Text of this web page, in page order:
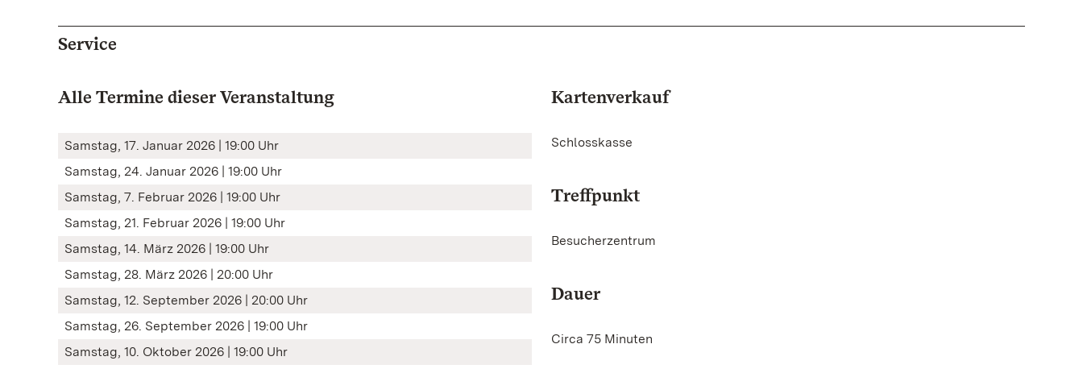
Service
Alle Termine dieser Veranstaltung
Samstag, 17. Januar 2026 | 19:00 Uhr
Samstag, 24. Januar 2026 | 19:00 Uhr
Samstag, 7. Februar 2026 | 19:00 Uhr
Samstag, 21. Februar 2026 | 19:00 Uhr
Samstag, 14. März 2026 | 19:00 Uhr
Samstag, 28. März 2026 | 20:00 Uhr
Samstag, 12. September 2026 | 20:00 Uhr
Samstag, 26. September 2026 | 19:00 Uhr
Samstag, 10. Oktober 2026 | 19:00 Uhr
Kartenverkauf
Schlosskasse
Treffpunkt
Besucherzentrum
Dauer
Circa 75 Minuten